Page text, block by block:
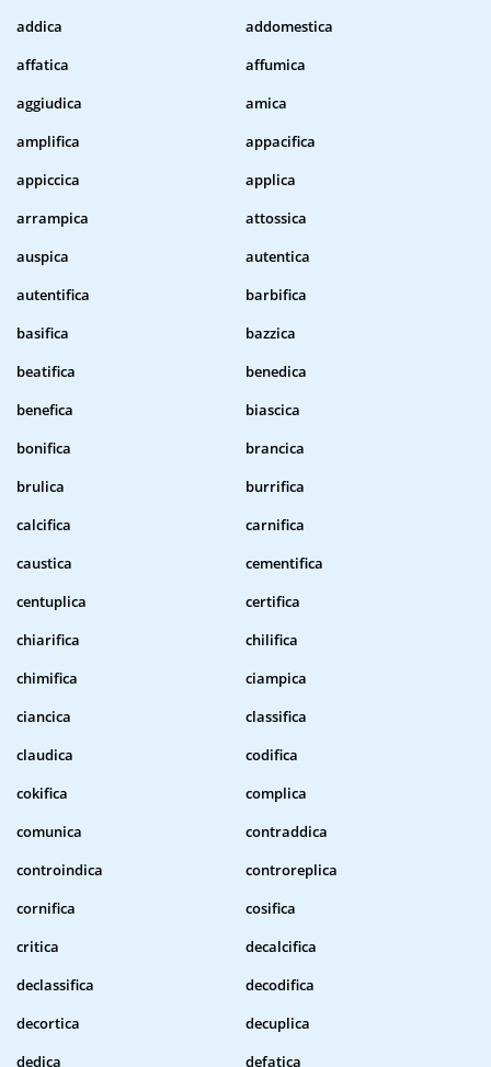
addica
addomestica
affatica
affumica
aggiudica
amica
amplifica
appacifica
appiccica
applica
arrampica
attossica
auspica
autentica
autentifica
barbifica
basifica
bazzica
beatifica
benedica
benefica
biascica
bonifica
brancica
brulica
burrifica
calcifica
carnifica
caustica
cementifica
centuplica
certifica
chiarifica
chilifica
chimifica
ciampica
ciancica
classifica
claudica
codifica
cokifica
complica
comunica
contraddica
controindica
controreplica
cornifica
cosifica
critica
decalcifica
declassifica
decodifica
decortica
decuplica
dedica
defatica